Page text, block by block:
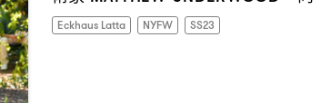
Eckhaus Latta NYFW SS23